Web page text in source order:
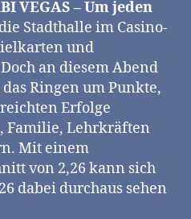
VEGAS – Um jeden
Stadthalle im Casino-
und
an diesem Abend
Ringen um Punkte,
Erfolge
Familie, Lehrkräften
Mit einem
von 2,26 kann sich
dabei durchaus sehen